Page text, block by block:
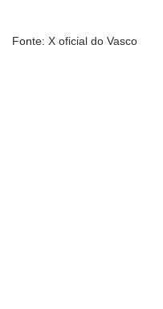
Fonte: X oficial do Vasco